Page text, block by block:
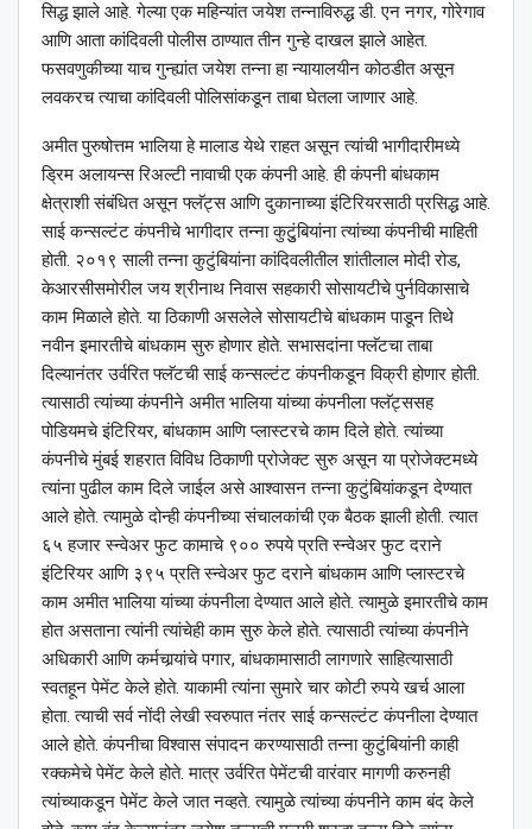
सिद्ध झाले आहे. गेल्या एक महिन्यांत जयेश तन्नाविरुद्ध डी. एन नगर, गोरेगाव
आणि आता कांदिवली पोलीस ठाण्यात तीन गुन्हे दाखल झाले आहेत.
फसवणुकीच्या याच गुन्ह्यांत जयेश तन्ना हा न्यायालयीन कोठडीत असून
लवकरच त्याचा कांदिवली पोलिसांकडून ताबा घेतला जाणार आहे.
अमीत पुरुषोत्तम भालिया हे मालाड येथे राहत असून त्यांची भागीदारीमध्ये
ड्रिम अलायन्स रिअल्टी नावाची एक कंपनी आहे. ही कंपनी बांधकाम
क्षेत्राशी संबंधित असून फ्लॅट्स आणि दुकानाच्या इंटिरियरसाठी प्रसिद्ध आहे.
साई कन्सल्टंट कंपनीचे भागीदार तन्ना कुटुुंबियांना त्यांच्या कंपनीची माहिती
होती. २०१९ साली तन्ना कुटुंबियांना कांदिवलीतील शांतीलाल मोदी रोड,
केआरसीसमोरील जय श्रीनाथ निवास सहकारी सोसायटीचे पुर्नविकासाचे
काम मिळाले होते. या ठिकाणी असलेले सोसायटीचे बांधकाम पाडून तिथे
नवीन इमारतीचे बांधकाम सुरु होणार होते. सभासदांना फ्लॅटचा ताबा
दिल्यानंतर उर्वरित फ्लॅटची साई कन्सल्टंट कंपनीकडून विक्री होणार होती.
त्यासाठी त्यांच्या कंपनीने अमीत भालिया यांच्या कंपनीला फ्लॅट्ससह
पोडियमचे इंटिरियर, बांधकाम आणि प्लास्टरचे काम दिले होते. त्यांच्या
कंपनीचे मुंबई शहरात विविध ठिकाणी प्रोजेक्ट सुरु असून या प्रोजेक्टमध्ये
त्यांना पुढील काम दिले जाईल असे आश्‍वासन तन्ना कुटुंबियांकडून देण्यात
आले होते. त्यामुळे दोन्ही कंपनीच्या संचालकांची एक बैठक झाली होती. त्यात
६५ हजार स्न्वेअर फुट कामाचे ९०० रुपये प्रति स्न्वेअर फुट दराने
इंटिरियर आणि ३९५ प्रति स्न्वेअर फुट दराने बांधकाम आणि प्लास्टरचे
काम अमीत भालिया यांच्या कंपनीला देण्यात आले होते. त्यामुळे इमारतीचे काम
होत असताना त्यांनी त्यांचेही काम सुरु केले होते. त्यासाठी त्यांच्या कंपनीने
अधिकारी आणि कर्मचार्‍यांचे पगार, बांधकामासाठी लागणारे साहित्यासाठी
स्वतहून पेमेंट केले होते. याकामी त्यांना सुमारे चार कोटी रुपये खर्च आला
होता. त्याची सर्व नोंदी लेखी स्वरुपात नंतर साई कन्सल्टंट कंपनीला देण्यात
आले होते. कंपनीचा विश्‍वास संपादन करण्यासाठी तन्ना कुटुंबियांनी काही
रक्कमेचे पेमेंट केले होते. मात्र उर्वरित पेमेंटची वारंवार मागणी करुनही
त्यांच्याकडून पेमेंट केले जात नव्हते. त्यामुळे त्यांच्या कंपनीने काम बंद केले